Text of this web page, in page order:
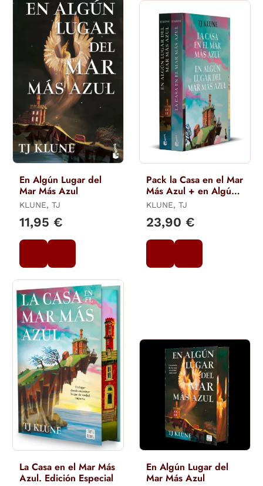
En Algún Lugar del
Mar Más Azul
KLUNE, TJ
11,95 €
Pack la Casa en el Mar
Más Azul + en Algún
Lugar Mar Más Azul
KLUNE, TJ
23,90 €
La Casa en el Mar Más
Azul. Edición Especial
En Algún Lugar del
Mar Más Azul